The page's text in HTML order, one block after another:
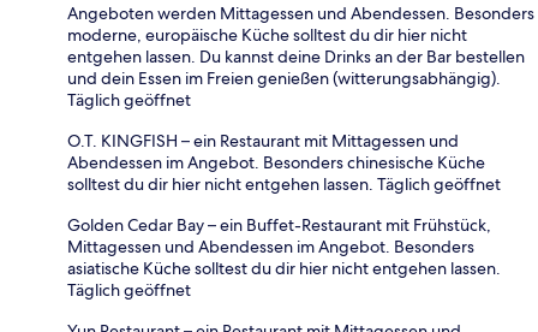
Angeboten werden Mittagessen und Abendessen. Besonders
moderne, europäische Küche solltest du dir hier nicht
entgehen lassen. Du kannst deine Drinks an der Bar bestellen
und dein Essen im Freien genießen (witterungsabhängig).
Täglich geöffnet
O.T. KINGFISH – ein Restaurant mit Mittagessen und
Abendessen im Angebot. Besonders chinesische Küche
solltest du dir hier nicht entgehen lassen. Täglich geöffnet
Golden Cedar Bay – ein Buffet-Restaurant mit Frühstück,
Mittagessen und Abendessen im Angebot. Besonders
asiatische Küche solltest du dir hier nicht entgehen lassen.
Täglich geöffnet